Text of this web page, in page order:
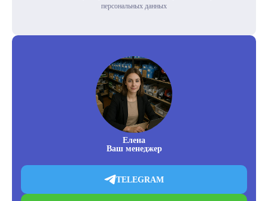
персональных данных
Елена
Ваш менеджер
TELEGRAM